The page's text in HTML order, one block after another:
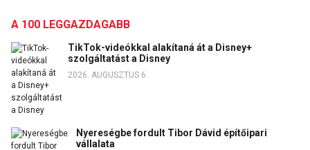
A 100 LEGGAZDAGABB
TikTok-videókkal alakítaná át a Disney+
szolgáltatást a Disney
2026. AUGUSZTUS 6.
Nyereségbe fordult Tibor Dávid építőipari
vállalata